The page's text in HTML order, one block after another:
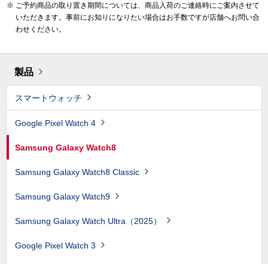
ご予約商品の取り置き期間については、商品入荷のご連絡時にご案内させて
いただきます。事前にお知りになりたい場合はお手数ですが店舗へお問い合
わせください。
製品
スマートウォッチ
Google Pixel Watch 4
Samsung Galaxy Watch8
Samsung Galaxy Watch8 Classic
Samsung Galaxy Watch9
Samsung Galaxy Watch Ultra（2025）
Google Pixel Watch 3